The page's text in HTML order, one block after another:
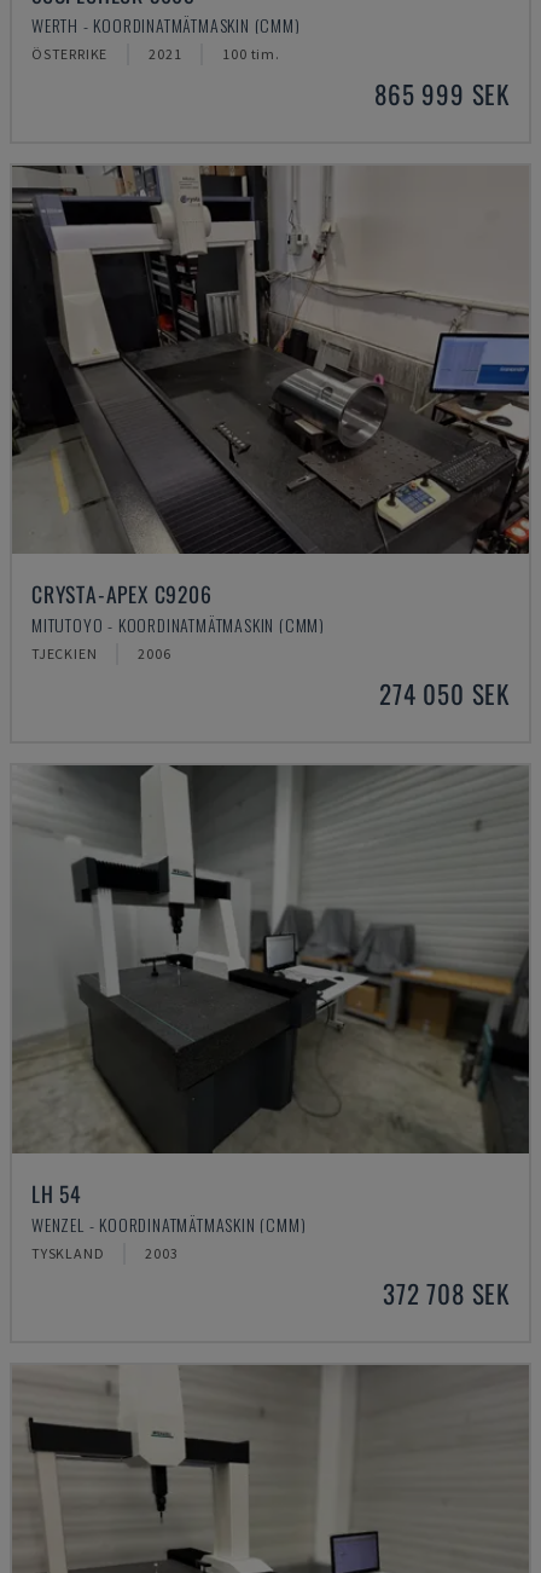
WERTH - KOORDINATMÄTMASKIN (CMM)
ÖSTERRIKE 2021 100 tim.
865 999 SEK
CRYSTA-APEX C9206
MITUTOYO - KOORDINATMÄTMASKIN (CMM)
TJECKIEN 2006
274 050 SEK
LH 54
WENZEL - KOORDINATMÄTMASKIN (CMM)
TYSKLAND 2003
372 708 SEK